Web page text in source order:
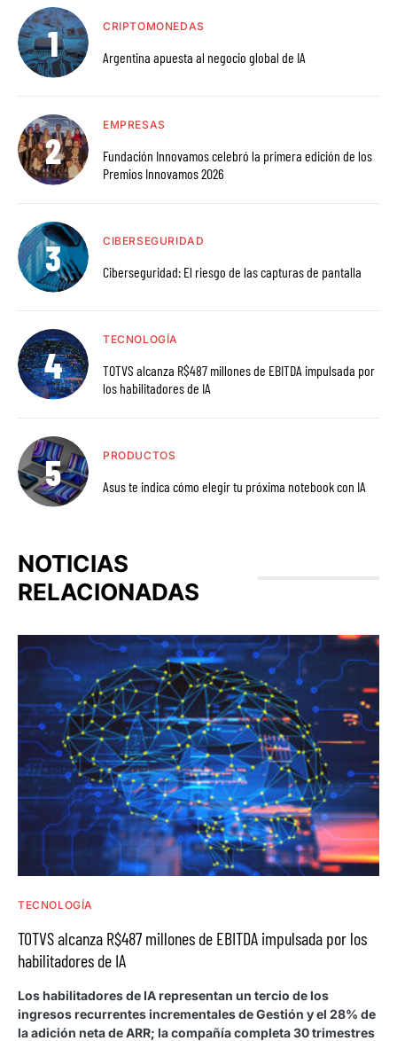
CRIPTOMONEDAS
Argentina apuesta al negocio global de IA
EMPRESAS
Fundación Innovamos celebró la primera edición de los
Premios Innovamos 2026
CIBERSEGURIDAD
Ciberseguridad: El riesgo de las capturas de pantalla
TECNOLOGÍA
TOTVS alcanza R$487 millones de EBITDA impulsada por
los habilitadores de IA
PRODUCTOS
Asus te indica cómo elegir tu próxima notebook con IA
NOTICIAS
RELACIONADAS
TECNOLOGÍA
TOTVS alcanza R$487 millones de EBITDA impulsada por los
habilitadores de IA
Los habilitadores de IA representan un tercio de los
ingresos recurrentes incrementales de Gestión y el 28% de
la adición neta de ARR; la compañía completa 30 trimestres